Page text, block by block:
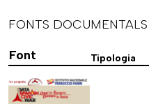
FONTS DOCUMENTALS
Font
Tipologia